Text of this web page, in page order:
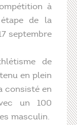
à
de la
septembre
de
en plein
consisté en
un 100
masculin.